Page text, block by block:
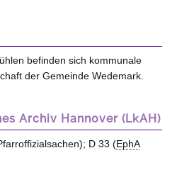
befinden sich kommunale
der Gemeinde Wedemark.
Archiv Hannover (LkAH)
D 33 (EphA